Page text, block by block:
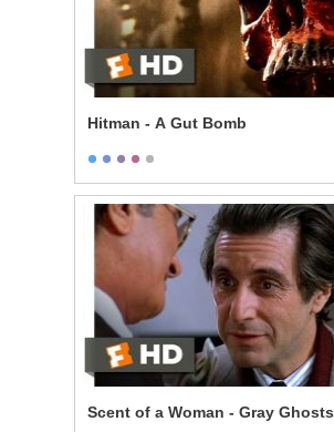
Hitman - A Gut Bomb
Scent of a Woman - Gray Ghosts